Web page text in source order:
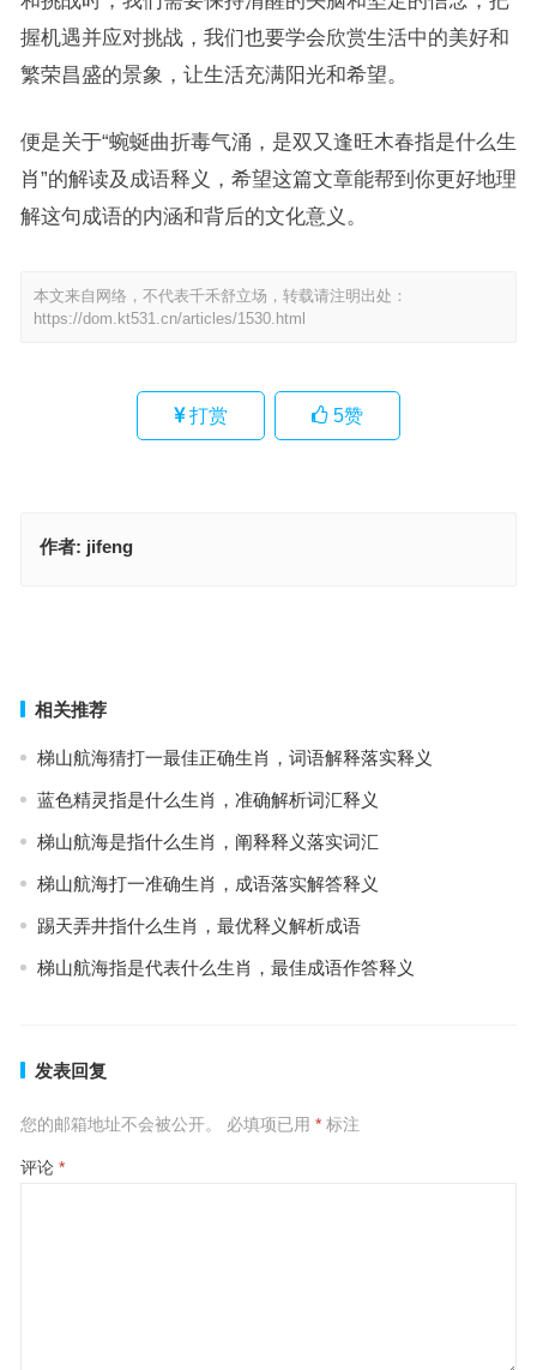
握机遇并应对挑战，我们也要学会欣赏生活中的美好和
繁荣昌盛的景象，让生活充满阳光和希望。
便是关于“蜿蜒曲折毒气涌，是双又逢旺木春指是什么生
肖”的解读及成语释义，希望这篇文章能帮到你更好地理
解这句成语的内涵和背后的文化意义。
本文来自网络，不代表千禾舒立场，转载请注明出处：
https://dom.kt531.cn/articles/1530.html
打赏 5赞
作者: jifeng
相关推荐
梯山航海猜打一最佳正确生肖，词语解释落实释义
蓝色精灵指是什么生肖，准确解析词汇释义
梯山航海是指什么生肖，阐释释义落实词汇
梯山航海打一准确生肖，成语落实解答释义
踢天弄井指什么生肖，最优释义解析成语
梯山航海指是代表什么生肖，最佳成语作答释义
发表回复
您的邮箱地址不会被公开。 必填项已用 *标注
评论 *